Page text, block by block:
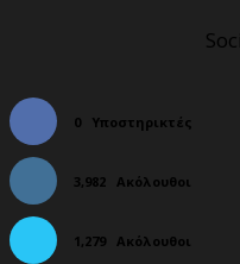
0 Υποστηρικτές
3,982 Ακόλουθοι
1,279 Ακόλουθοι